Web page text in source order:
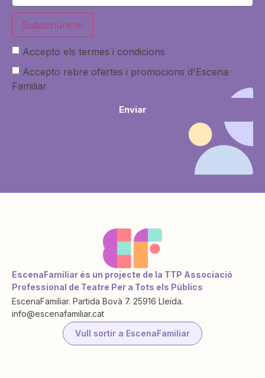
Subscriure'm
Accepto els termes i condicions
Accepto rebre ofertes i promocions d'Escena
Familiar
Enviar
EscenaFamiliar és un projecte de la TTP Associació
Professional de Teatre Per a Tots els Públics
EscenaFamiliar. Partida Bovà 7. 25916 Lleida.
info@escenafamiliar.cat
Vull sortir a EscenaFamiliar